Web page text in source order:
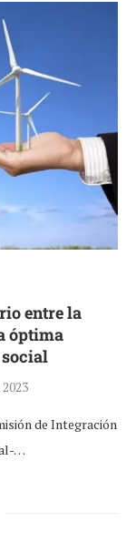
entre la
óptima
de Integración
…